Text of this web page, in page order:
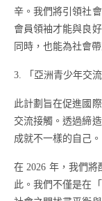
辛。我們將引領社
會員領袖才能與良
同時，也能為社會
3. 「亞洲青少年交流
此計劃旨在促進國
交流接觸。透過締
成就不一樣的自己。
在 2026 年，我們
此。我們不僅是在